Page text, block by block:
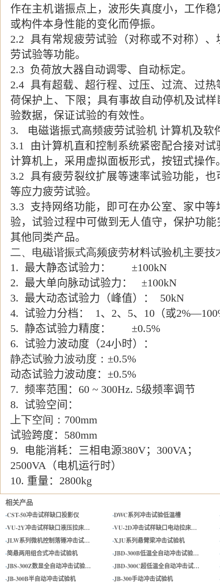
作在主机谐振点上，波形失真度小，工作
或构件本身性能的变化而停振。
2.2 具有常规疲劳试验（对称或不对称）
劳试验等功能。
2.3 负荷放大器自动调零、自动标定。
2.4 具有超载、超行程、过压、过流、过
荷保护上、下限；具有事故自动停机及试
验数据，保证试验的有效性。
3. 电磁谐振式高频疲劳试验机 计算机及软
3.1
由计算机直和控制系统紧密配合接对
计算机上，采用虚拟面板形式，按钮式操
3.2 具有疲劳裂纹扩展等速率试验功能，
等应力疲劳试验。
3.3 支持网络功能，即可在办公室、家中
验，试验过程中可做到无人值守，保护功
其他同类产品。
二、电磁谐振式高频疲劳材料试验机主要技
1. 最大静态试验力： ±100kN
2. 最大单向脉动试验力： ±100kN
3. 最大动态试验力（峰值）：
50kN
4. 试验力分档： 1、 2、 5、 10 （或2%—
5. 静态试验力精度： ±0.5%
6. 试验力波动度（24小时）：
静态试验力波动度：±0.5%
动态试验力波动度： ±0.5%
7. 频率范围： 60 ~ 300Hz. 5级频率调节
8. 试验空间：
上下空间： 700mm
试验跨度： 580mm
9. 电能消耗：三相电源380V； 300VA；
2500VA （电机运行时）
10. 重量： 2800kg
相关产品
·CST-50冲击试样缺口投影仪 ·DWC系列冲击试验低温槽
·VU-2Y冲击试样缺口液压拉床… ·VU-2D冲击试样缺口电动拉床…
·JLW系列微机控制落锤冲击试… ·XJU系列悬臂梁冲击试验机
·简悬两用组合式冲击试验机 ·JBD-300B低温全自动冲击试验…
·JBS-300Z数显全自动冲击试验… ·JBD-300C超低温全自动冲击试…
·JB-300B半自动冲击试验机 ·JB-300手动冲击试验机